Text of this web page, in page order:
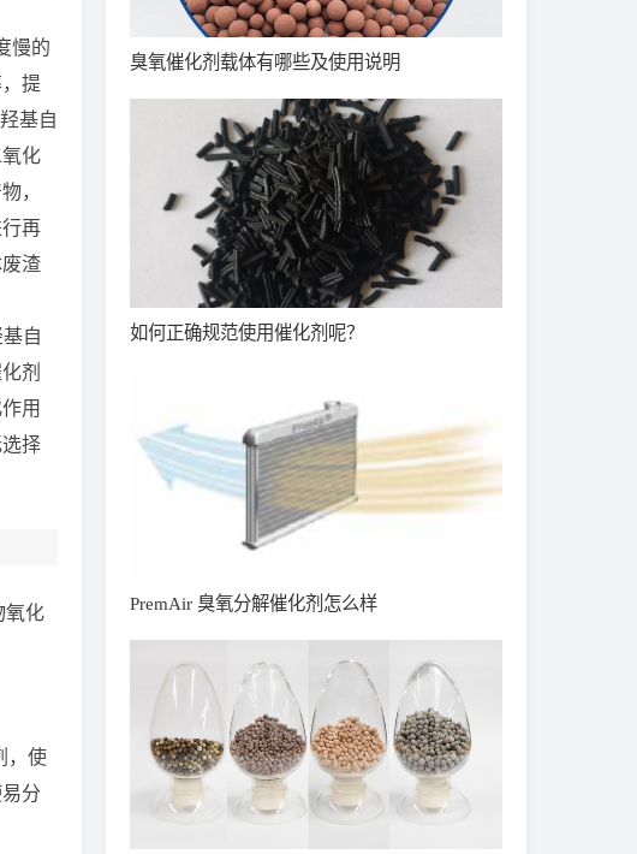
慢的
提
羟基自
化
，
再
渣
自
剂
用
择
氧化
，使
分
臭氧催化剂载体有哪些及使用说明
如何正确规范使用催化剂呢？
PremAir 臭氧分解催化剂怎么样